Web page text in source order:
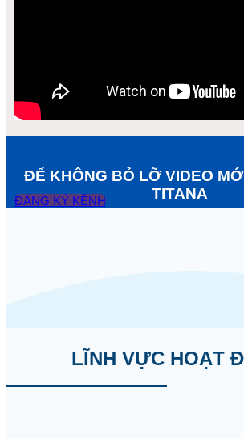
ĐỂ KHÔNG BỎ LỠ VIDEO
TITANA
ĐĂNG KÝ KÊNH
LĨNH VỰC HOẠT